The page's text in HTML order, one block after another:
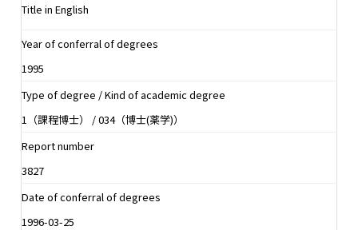
Title in English
Year of conferral of degrees
1995
Type of degree / Kind of academic degree
1（課程博士） / 034（博士(薬学)）
Report number
3827
Date of conferral of degrees
1996-03-25